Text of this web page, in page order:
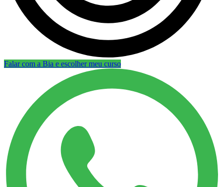
Falar com a Bia e escolher meu curso